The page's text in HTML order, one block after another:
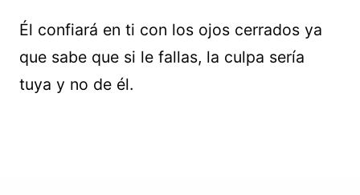
Él confiará en ti con los ojos cerrados ya
que sabe que si le fallas, la culpa sería
tuya y no de él.